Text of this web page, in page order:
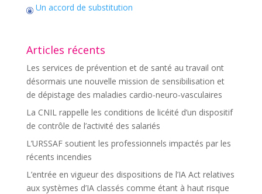
Un accord de substitution
Articles récents
Les services de prévention et de santé au travail ont
désormais une nouvelle mission de sensibilisation et
de dépistage des maladies cardio-neuro-vasculaires
La CNIL rappelle les conditions de licéité d’un dispositif
de contrôle de l’activité des salariés
L’URSSAF soutient les professionnels impactés par les
récents incendies
L’entrée en vigueur des dispositions de l’IA Act relatives
aux systèmes d’IA classés comme étant à haut risque